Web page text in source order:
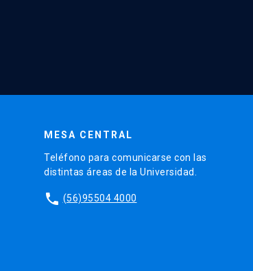
MESA CENTRAL
Teléfono para comunicarse con las
distintas áreas de la Universidad.
phone (56)95504 4000